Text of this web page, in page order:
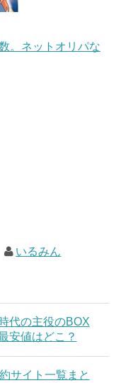
。ネットオリパな
いるみん
代の主役のBOX
安値はどこ？
サイト一覧まと